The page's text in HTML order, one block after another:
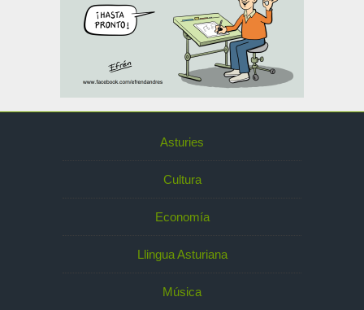
Asturies
Cultura
Economía
Llingua Asturiana
Música